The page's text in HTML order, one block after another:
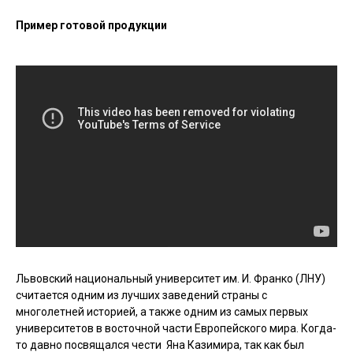
Пример готовой продукции
Львовский национальный университет им. И. Франко (ЛНУ)
считается одним из лучших заведений страны с
многолетней историей, а также одним из самых первых
университетов в восточной части Европейского мира. Когда-
то давно посвящался чести Яна Казимира, так как был